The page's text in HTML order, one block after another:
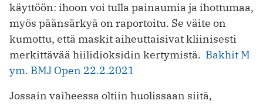
käyttöön: ihoon voi tulla painaumia ja ihottumaa,
myös päänsärkyä on raportoitu. Se väite on
kumottu, että maskit aiheuttaisivat kliinisesti
merkittävää hiilidioksidin kertymistä. Bakhit M
ym. BMJ Open 22.2.2021
Jossain vaiheessa oltiin huolissaan siitä,